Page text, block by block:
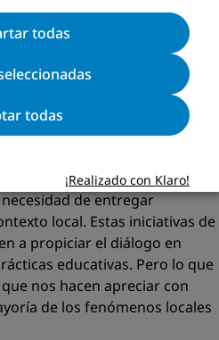
el propio Informe del GAN, lo
aplicar esta concepción
acciones.
los Objetivos de
una finalidad común, al
de entregar
local. Estas iniciativas de
a propiciar el diálogo en
educativas. Pero lo que
nos hacen apreciar con
de los fenómenos locales
todas
todas
¡Realizado con Klaro!